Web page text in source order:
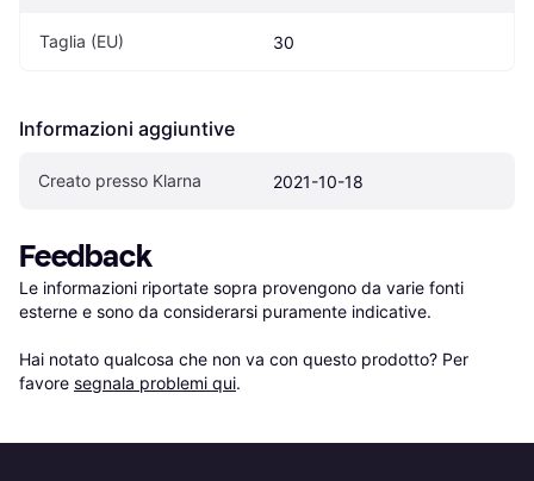
Taglia (EU) 30
Informazioni aggiuntive
Creato presso Klarna 2021-10-18
Feedback
Le informazioni riportate sopra provengono da varie fonti
esterne e sono da considerarsi puramente indicative.
Hai notato qualcosa che non va con questo prodotto? Per
favore segnala problemi qui.